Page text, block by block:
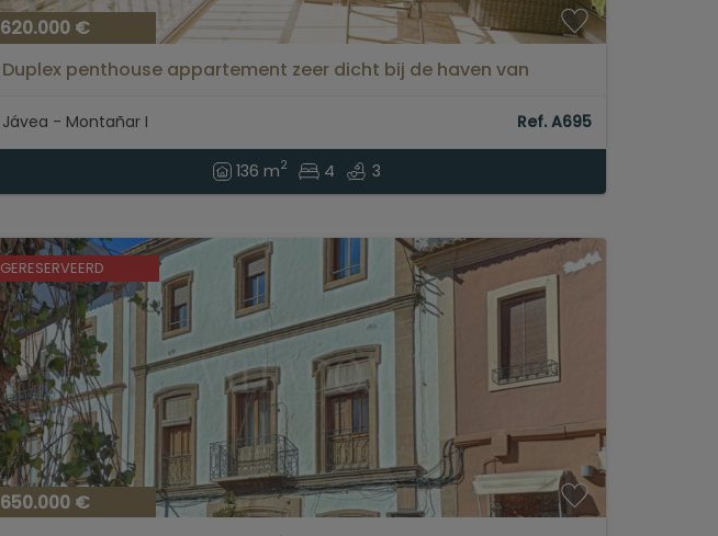
620.000 €
Duplex penthouse appartement zeer dicht bij de haven van
Jávea - Montañar I Ref. A695
136 m2 4 3
GERESERVEERD
650.000 €